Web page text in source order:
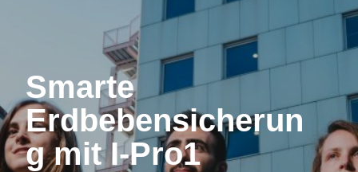
Smarte
Erdbebensicherun
g mit I-Pro1